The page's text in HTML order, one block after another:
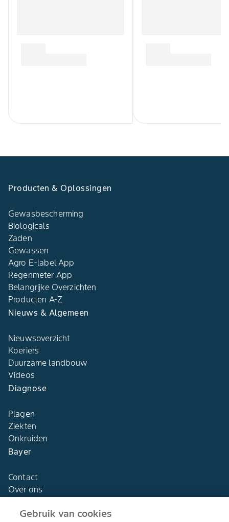
Producten & Oplossingen
Gewasbescherming
Biologicals
Zaden
Gewassen
Agro E-label App
Regenmeter App
Belangrijke Overzichten
Producten A-Z
Nieuws & Algemeen
Nieuwsoverzicht
Koeriers
Duurzame landbouw
Videos
Diagnose
Plagen
Ziekten
Onkruiden
Bayer
Contact
Over ons
Gebruik van cookies